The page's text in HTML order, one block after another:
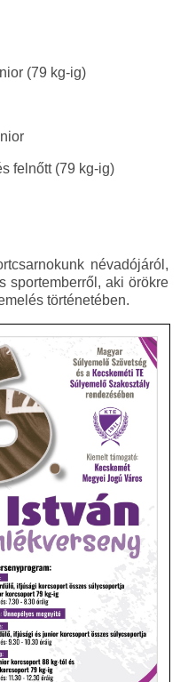
(79 kg-ig)
felnőtt (79 kg-ig)
névadójáról,
sportemberről, aki örökre
történetében.